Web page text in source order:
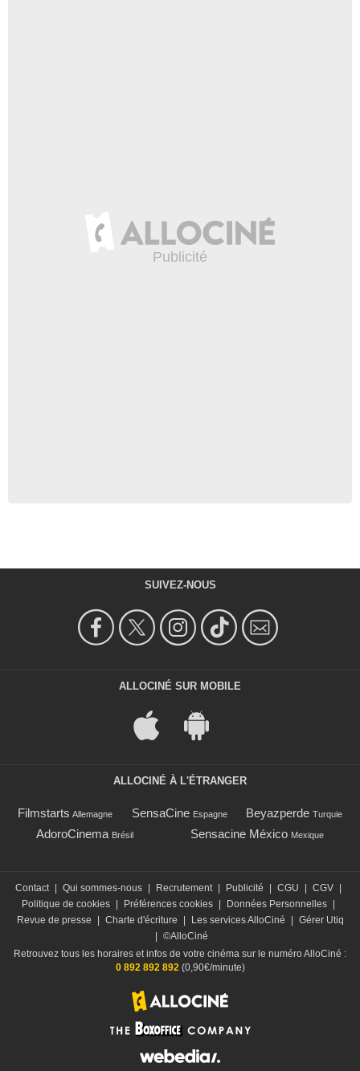
SUIVEZ-NOUS
ALLOCINÉ SUR MOBILE
ALLOCINÉ À L'ÉTRANGER
Filmstarts Allemagne SensaCine Espagne Beyazperde Turquie
AdoroCinema Brésil Sensacine México Mexique
Contact Qui sommes-nous Recrutement Publicité CGU CGV
Politique de cookies
Préférences cookies Données Personnelles
Revue de presse
Charte d'écriture Les services AlloCiné
Gérer Utiq
©AlloCiné
Retrouvez tous les horaires et infos de votre cinéma sur le numéro AlloCiné :
0 892 892 892(0,90€/minute)